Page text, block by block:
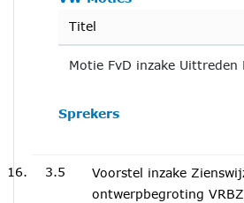
Titel
Motie FvD inzake Uittreden
Sprekers
3.5
Voorstel inzake
ontwerpbegroting